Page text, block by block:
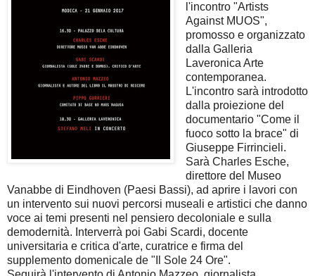
l'incontro "Artists
Against MUOS",
promosso e organizzato
dalla Galleria
Laveronica Arte
contemporanea.
L'incontro sarà introdotto
dalla proiezione del
documentario "Come il
fuoco sotto la brace" di
Giuseppe Firrincieli.
Sarà Charles Esche,
direttore del Museo
Vanabbe di Eindhoven (Paesi Bassi), ad aprire i lavori con
un intervento sui nuovi percorsi museali e artistici che danno
voce ai temi presenti nel pensiero decoloniale e sulla
demodernità. Interverrà poi Gabi Scardi, docente
universitaria e critica d'arte, curatrice e firma del
supplemento domenicale de "Il Sole 24 Ore".